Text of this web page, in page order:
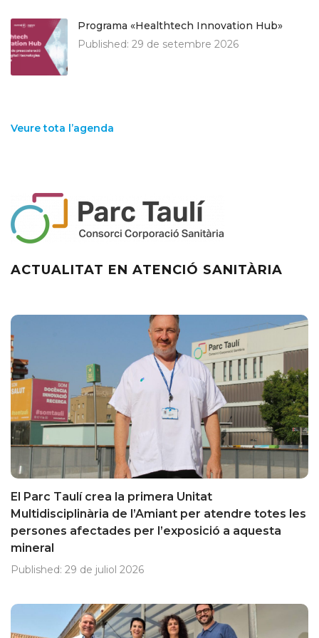
Programa «Healthtech Innovation Hub»
Published: 29 de setembre 2026
Veure tota l’agenda
ACTUALITAT EN ATENCIÓ SANITÀRIA
El Parc Taulí crea la primera Unitat
Multidisciplinària de l’Amiant per atendre totes les
persones afectades per l’exposició a aquesta
mineral
Published: 29 de juliol 2026